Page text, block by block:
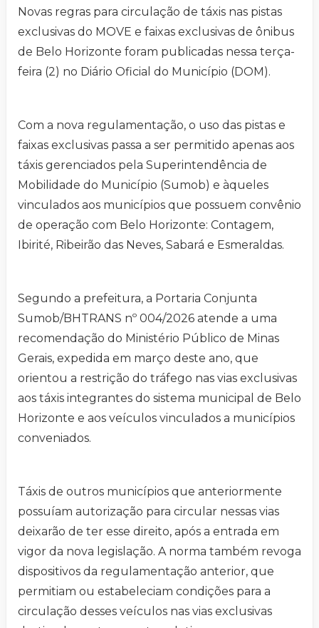
Novas regras para circulação de táxis nas pistas
exclusivas do MOVE e faixas exclusivas de ônibus
de Belo Horizonte foram publicadas nessa terça-
feira (2) no Diário Oficial do Município (DOM).
Com a nova regulamentação, o uso das pistas e
faixas exclusivas passa a ser permitido apenas aos
táxis gerenciados pela Superintendência de
Mobilidade do Município (Sumob) e àqueles
vinculados aos municípios que possuem convênio
de operação com Belo Horizonte: Contagem,
Ibirité, Ribeirão das Neves, Sabará e Esmeraldas.
Segundo a prefeitura, a Portaria Conjunta
Sumob/BHTRANS nº 004/2026 atende a uma
recomendação do Ministério Público de Minas
Gerais, expedida em março deste ano, que
orientou a restrição do tráfego nas vias exclusivas
aos táxis integrantes do sistema municipal de Belo
Horizonte e aos veículos vinculados a municípios
conveniados.
Táxis de outros municípios que anteriormente
possuíam autorização para circular nessas vias
deixarão de ter esse direito, após a entrada em
vigor da nova legislação. A norma também revoga
dispositivos da regulamentação anterior, que
permitiam ou estabeleciam condições para a
circulação desses veículos nas vias exclusivas